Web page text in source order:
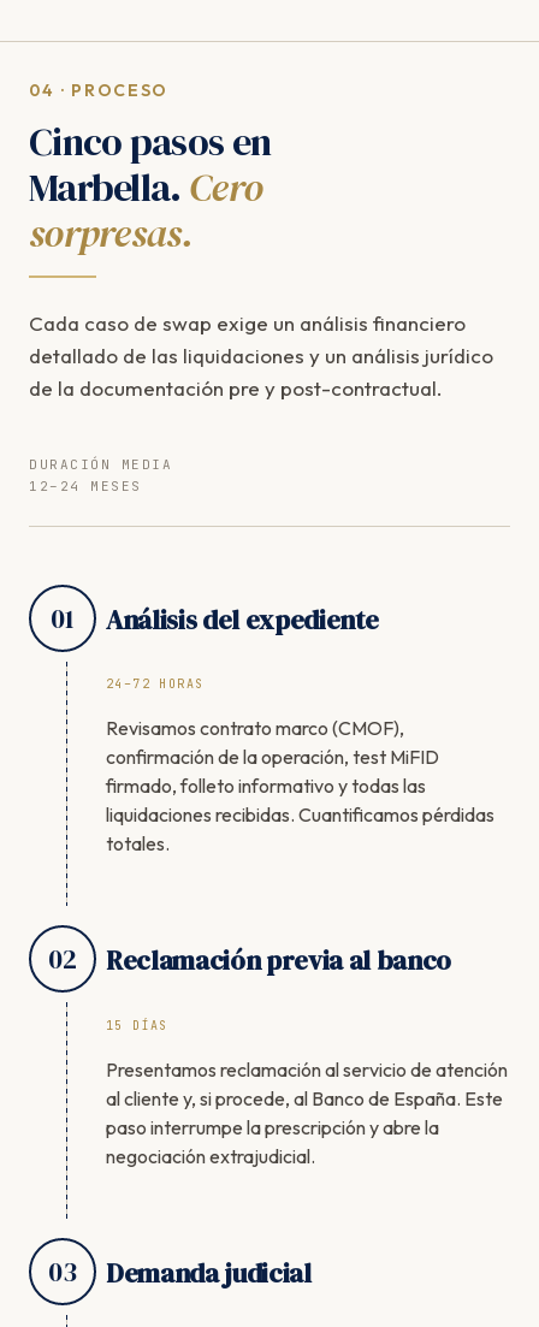
04 · PROCESO
Cinco pasos en
Marbella. Cero
sorpresas.
Cada caso de swap exige un análisis financiero
detallado de las liquidaciones y un análisis jurídico
de la documentación pre y post-contractual.
DURACIÓN MEDIA
12–24 MESES
01 Análisis del expediente
24–72 HORAS
Revisamos contrato marco (CMOF),
confirmación de la operación, test MiFID
firmado, folleto informativo y todas las
liquidaciones recibidas. Cuantificamos pérdidas
totales.
02 Reclamación previa al banco
15 DÍAS
Presentamos reclamación al servicio de atención
al cliente y, si procede, al Banco de España. Este
paso interrumpe la prescripción y abre la
negociación extrajudicial.
03 Demanda judicial